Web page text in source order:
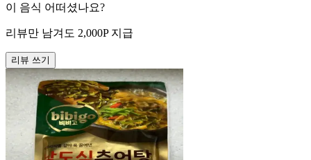
이 음식 어떠셨나요?
리뷰만 남겨도 2,000P 지급
리뷰 쓰기